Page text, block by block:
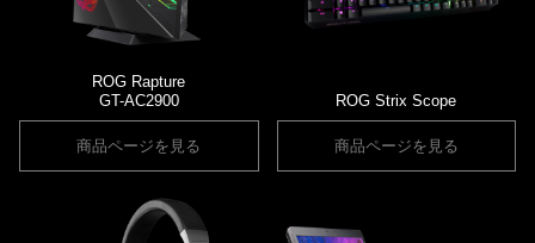
ROG Rapture
GT-AC2900
商品ページを見る
ROG Strix Scope
商品ページを見る